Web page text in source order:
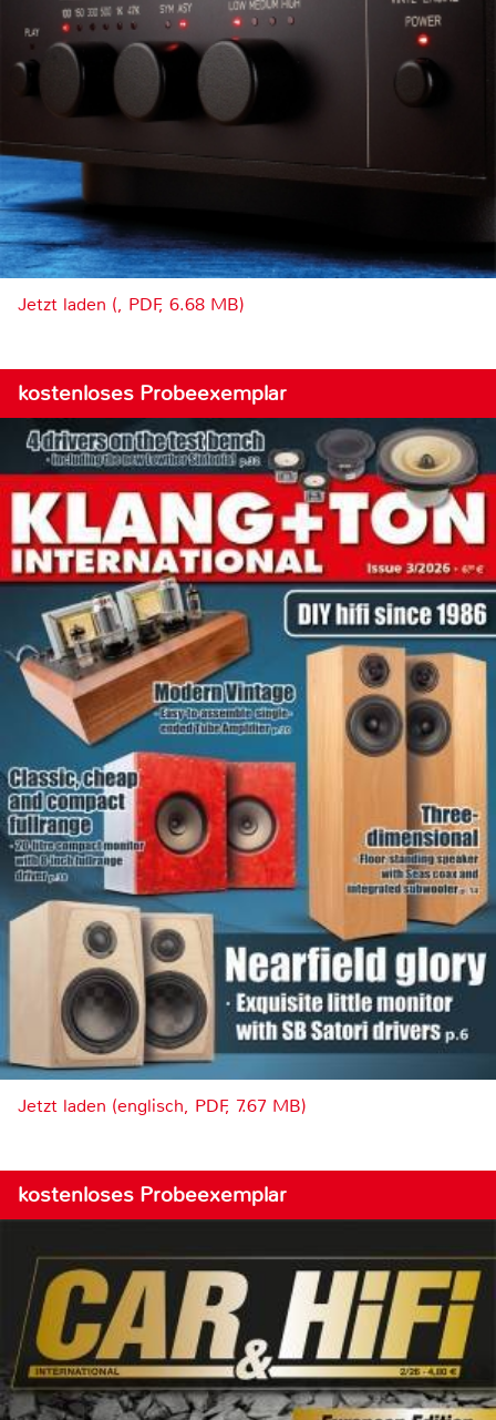
Jetzt laden (, PDF, 6.68 MB)
kostenloses Probeexemplar
Jetzt laden (englisch, PDF, 7.67 MB)
kostenloses Probeexemplar